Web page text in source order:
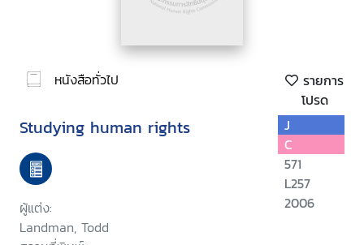
หนังสือทั่วไป
รายการ
โปรด
Studying human rights
ผู้แต่ง:
Landman, Todd
J
C
571
L257
2006